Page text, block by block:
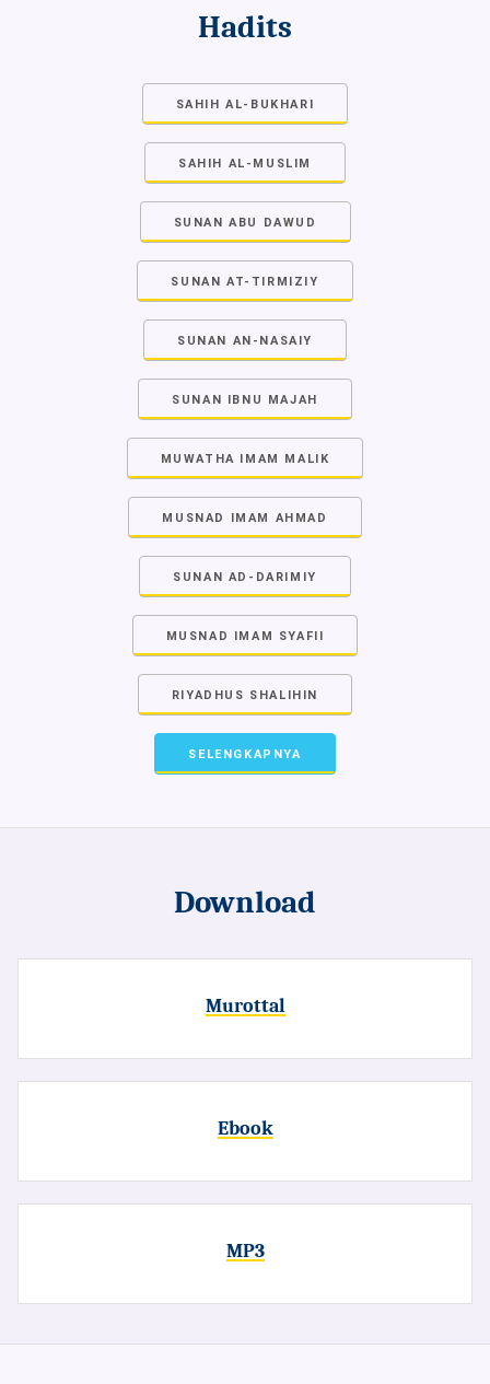
Hadits
SAHIH AL-BUKHARI
SAHIH AL-MUSLIM
SUNAN ABU DAWUD
SUNAN AT-TIRMIZIY
SUNAN AN-NASAIY
SUNAN IBNU MAJAH
MUWATHA IMAM MALIK
MUSNAD IMAM AHMAD
SUNAN AD-DARIMIY
MUSNAD IMAM SYAFII
RIYADHUS SHALIHIN
SELENGKAPNYA
Download
Murottal
Ebook
MP3